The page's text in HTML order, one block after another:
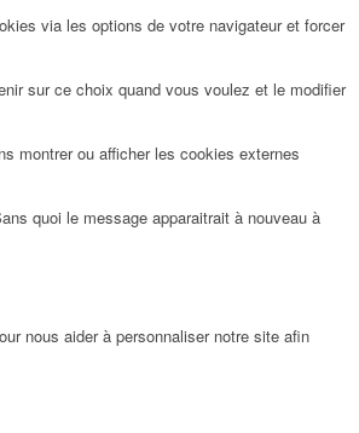
via les options de votre navigateur et forcer
sur ce choix quand vous voulez et le modifier
montrer ou afficher les cookies externes
quoi le message apparaitrait à nouveau à
nous aider à personnaliser notre site afin